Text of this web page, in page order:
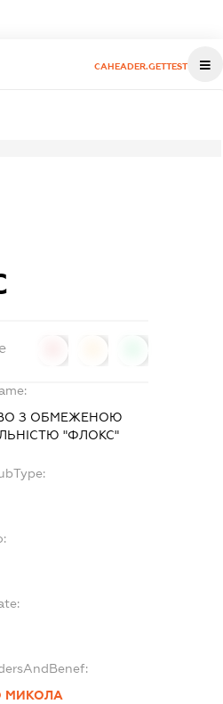
CAHEADER.GETTEST
З ОБМЕЖЕНОЮ
"ФЛОКС"
МИКОЛА